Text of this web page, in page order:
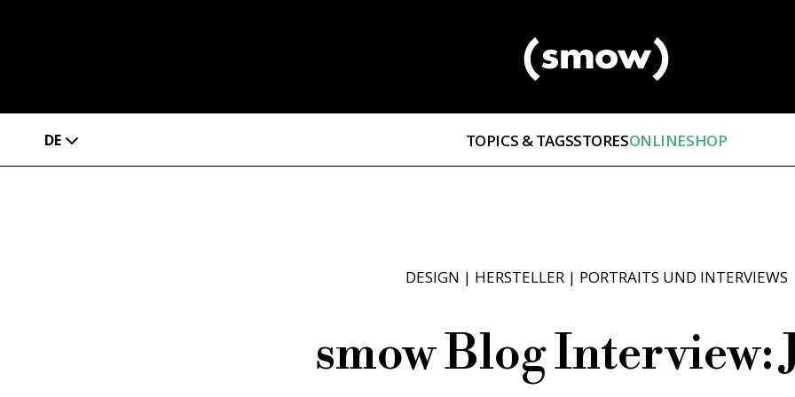
DE TOPICS & TAGSSTORESONLINESHOP
DESIGN | HERSTELLER| PORTRAITS UND INTERVIEWS
smow Blog Interview: